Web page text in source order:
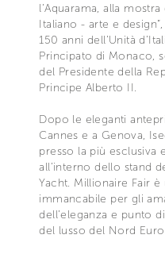
l’Aquarama, alla
Italiano - arte e
150 anni dell’Unità
Principato di Monaco,
del Presidente della
Principe Alberto II.
Dopo le eleganti
Cannes e a Genova,
presso la più esclusiva
all’interno dello stand
Yacht. Millionaire Fair
immancabile per gli
dell’eleganza e punto
del lusso del Nord